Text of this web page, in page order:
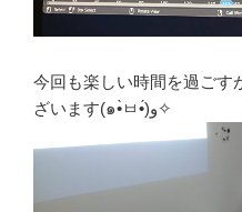
今回も楽しい時間を過ごす
ざいます(๑•̀ㅂ•́)و✧